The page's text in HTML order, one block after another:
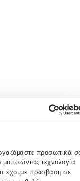
προσωπικά
τεχνολογία
έχουμε πρόσβαση σε
την παιδική αθωότητα
Με Γυαλιά είναι η
μικρούς και
του προσθέτει μια
όχι μόνο λειτουργικό
και η υψηλή
μακροχρόνια χρήση,